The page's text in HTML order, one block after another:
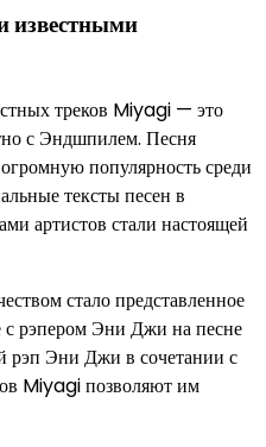
известными
треков Miyagi — это
с Эндшпилем. Песня
популярность среди
тексты песен в
артистов стали настоящей
стало представленное
рэпером Эни Джи на песне
рэп Эни Джи в сочетании с
Miyagi позволяют им